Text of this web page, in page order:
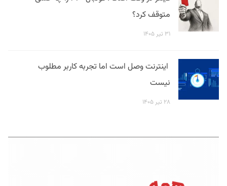
متوقف کرد؟
۳۱ تیر ۱۴۰۵
اینترنت وصل است اما تجربه کاربر مطلوب
نیست
۲۸ تیر ۱۴۰۵